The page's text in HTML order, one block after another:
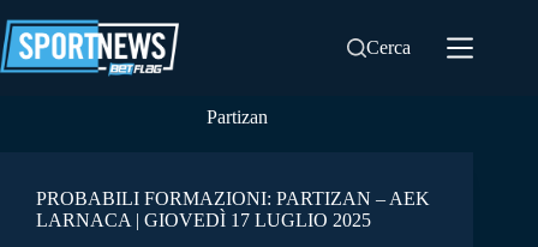
al
contenuto
Cerca
Partizan
PROBABILI FORMAZIONI: PARTIZAN – AEK
LARNACA | GIOVEDÌ 17 LUGLIO 2025